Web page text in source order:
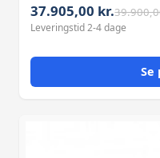
37.905,00 kr.
Leveringstid 2-4 dage
Se